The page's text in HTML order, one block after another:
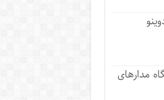
مدارهای